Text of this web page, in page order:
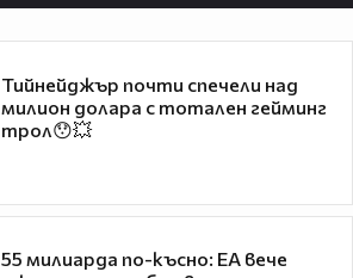
Тийнейджър почти спечели над
милион долара с тотален гейминг
трол😯💥
55 милиарда по-късно: EA вече